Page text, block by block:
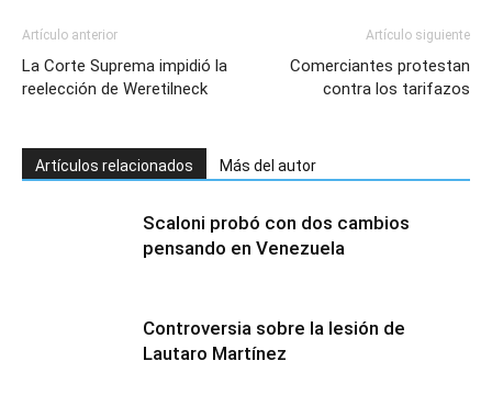
Artículo anterior
La Corte Suprema impidió la
reelección de Weretilneck
Artículo siguiente
Comerciantes protestan
contra los tarifazos
Artículos relacionados Más del autor
Scaloni probó con dos cambios
pensando en Venezuela
Controversia sobre la lesión de
Lautaro Martínez